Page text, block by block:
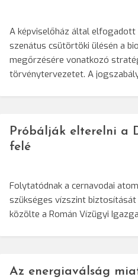
A képviselőház által
szenátus csütörtöki ülésén a
megőrzésére vonatkozó
törvénytervezetet. A
Próbálják elterelni a
felé
Folytatódnak a cernavodai
szükséges vízszint biztosítását
közölte a Román Vízügyi
Az energiaválság